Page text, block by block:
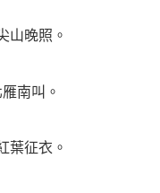
山晚照。
南叫。
葉征衣。